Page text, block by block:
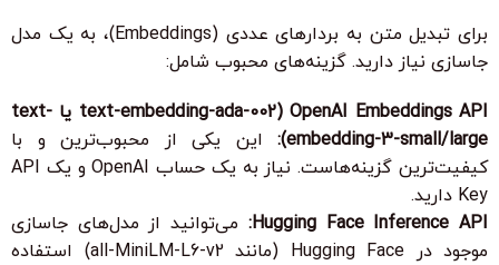
برای تبدیل متن به بردارهای عددی (Embeddings)، به یک مدل
جاسازی نیاز دارید. گزینه‌های محبوب شامل:
OpenAI Embeddings API (text-embedding-ada-002 یا text-
embedding-3-small/large):
این یکی از محبوب‌ترین و با
کیفیت‌ترین گزینه‌هاست. نیاز به یک حساب OpenAI و یک
API
Key دارید.
Hugging Face Inference API: می‌توانید از مدل‌های جاسازی
موجود در Hugging Face (مانند
all-MiniLM-L6-v2) استفاده